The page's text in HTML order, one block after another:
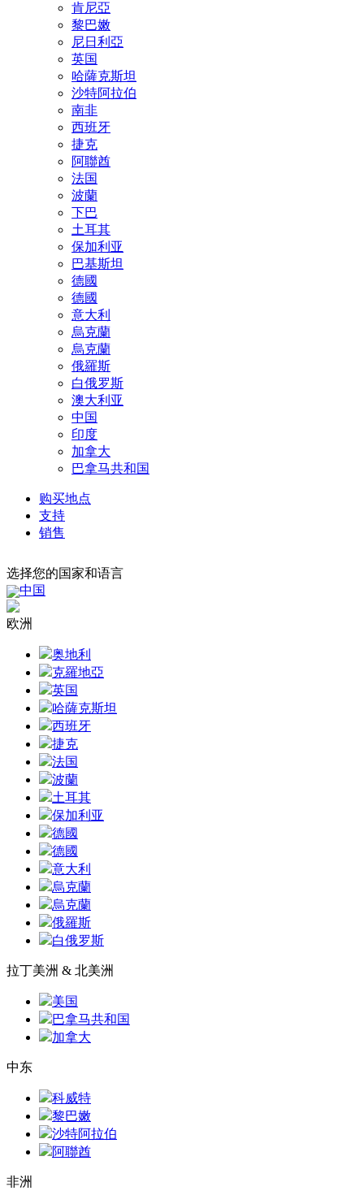
肯尼亞
黎巴嫩
尼日利亞
英国
哈薩克斯坦
沙特阿拉伯
南非
西班牙
捷克
阿聯酋
法国
波蘭
下巴
土耳其
保加利亚
巴基斯坦
德國
德國
意大利
烏克蘭
烏克蘭
俄羅斯
白俄罗斯
澳大利亚
中国
印度
加拿大
巴拿马共和国
购买地点
支持
销售
选择您的国家和语言
中国
欧洲
奥地利
克羅地亞
英国
哈薩克斯坦
西班牙
捷克
法国
波蘭
土耳其
保加利亚
德國
德國
意大利
烏克蘭
烏克蘭
俄羅斯
白俄罗斯
拉丁美洲 & 北美洲
美国
巴拿马共和国
加拿大
中东
科威特
黎巴嫩
沙特阿拉伯
阿聯酋
非洲